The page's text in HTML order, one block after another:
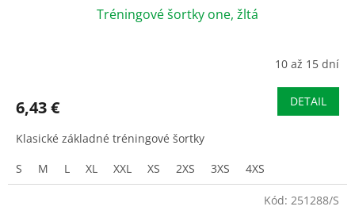
Tréningové šortky one, žltá
10 až 15 dní
6,43 € DETAIL
Klasické základné tréningové šortky
S
M L XL XXL XS 2XS 3XS 4XS
Kód: 251288/S